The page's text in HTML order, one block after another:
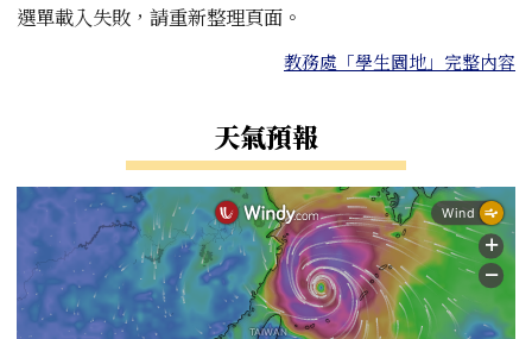
選單載入失敗，請重新整理頁面。
教務處「學生園地」完整內容
天氣預報